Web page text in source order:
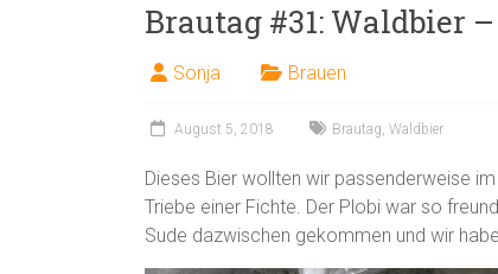
Brautag #31: Waldbier
Sonja Brauen
August 5, 2018 Brautag, Waldbier
Dieses Bier wollten wir passenderweise
Triebe einer Fichte. Der Plobi war so
Sude dazwischen gekommen und wir